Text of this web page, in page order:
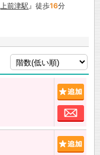
上前津駅 』徒歩16分
お